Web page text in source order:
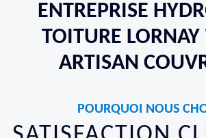
ENTREPRISE
TOITURE
ARTISAN
POURQUOI NOUS